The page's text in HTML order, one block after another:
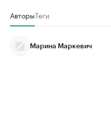
АвторыТеги
Марина Маркевич